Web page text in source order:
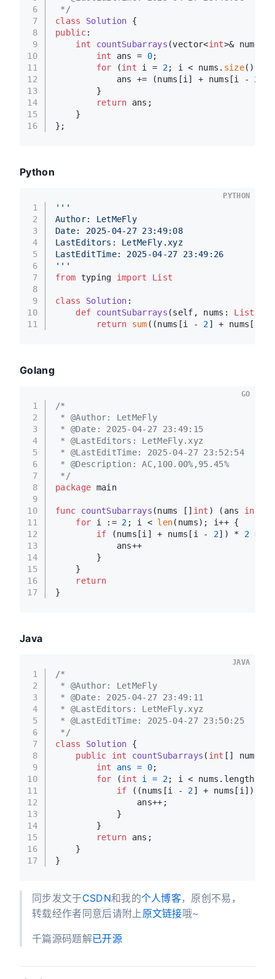
6
7
8
9
10
11
12
13
14
15
16
*/
class
Solution {
public:
int
countSubarrays (vector<int>& nums)
int ans = 0;
for (int i = 2; i < nums. size();
            ans += (nums[i] + nums[i -
2
        }
return ans;
    }
};
Python
1
2
3
4
5
6
7
8
9
10
11
'''
Author: LetMeFly
Date: 2025-04-27 23:49:08
LastEditors: LetMeFly.xyz
LastEditTime: 2025-04-27 23:49:26
'''
from typing import List
class Solution :
def
countSubarrays (self, nums: List
return
sum ((nums[i - 2] +
PYTHON
Golang
1
2
3
4
5
6
7
8
9
10
11
12
13
14
15
16
17
/*
* @Author: LetMeFly
* @Date: 2025-04-27 23:49:15
* @LastEditors: LetMeFly.xyz
* @LastEditTime: 2025-04-27 23:52:54
* @Description: AC,100.00%,95.45%
*/
package main
func countSubarrays (nums [] int ) (ans int
for i := 2 ; i < len(nums); i++ {
if (nums[i] + nums[i - 2]) * 2 ==
            ans++
        }
    }
return
}
GO
Java
1
2
3
4
5
6
7
8
9
10
11
12
13
14
15
16
17
/*
* @Author: LetMeFly
* @Date: 2025-04-27 23:49:11
* @LastEditors: LetMeFly.xyz
* @LastEditTime: 2025-04-27 23:50:25
*/
class
Solution {
public
int countSubarrays ( int [] nums)
int
ans = 0;
for (int i = 2; i < nums.length;
if ((nums[i - 2] + nums[i]) *
                ans++;
            }
        }
return ans;
    }
}
JAVA
同步发文于CSDN和我的个人博客，原创不易，
转载经作者同意后请附上 原文链接哦~
千篇源码题解已开源